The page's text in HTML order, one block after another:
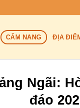
CẨM NANG ĐỊA
Ngãi:
đáo